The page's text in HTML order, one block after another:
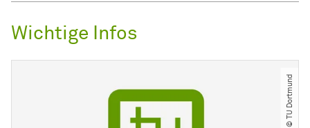
Wichtige Infos
© TU Dortmund